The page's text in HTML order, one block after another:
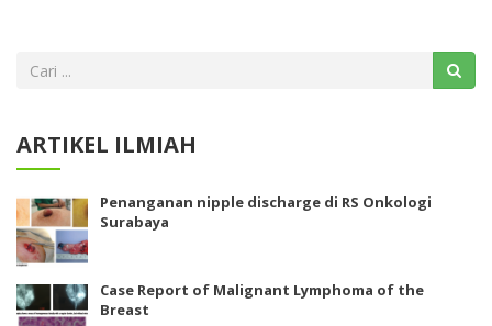
ARTIKEL ILMIAH
Penanganan nipple discharge di RS Onkologi
Surabaya
Case Report of Malignant Lymphoma of the
Breast